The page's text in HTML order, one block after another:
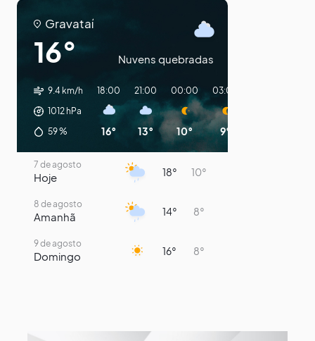
Gravataí
16° Nuvens quebradas
9.4 km/h
1012 hPa
59%
18:00
16°
21:00
13°
00:00
10°
03:00
9°
7 de agosto
Hoje 18° 10°
8 de agosto
Amanhã 14° 8°
9 de agosto
Domingo 16° 8°